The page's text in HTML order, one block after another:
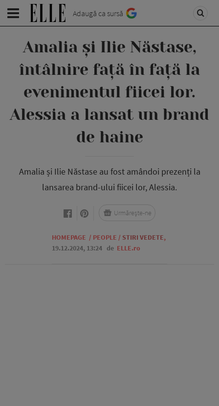
Adaugă ca sursă
Amalia și Ilie Năstase,
întâlnire față în față la
evenimentul fiicei lor.
Alessia a lansat un brand
de haine
Amalia și Ilie Năstase au fost amândoi prezenți la
lansarea brand-ului fiicei lor, Alessia.
HOMEPAGE / PEOPLE / STIRI VEDETE,
19.12.2024, 13:24 de ELLE.ro
Urmărește-ne